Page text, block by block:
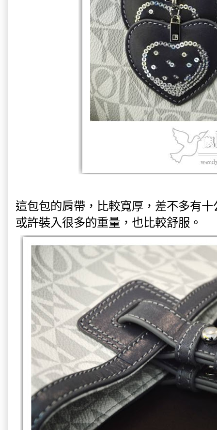
這包包的肩帶，比較寬厚，差不多有
或許裝入很多的重量，也比較舒服。